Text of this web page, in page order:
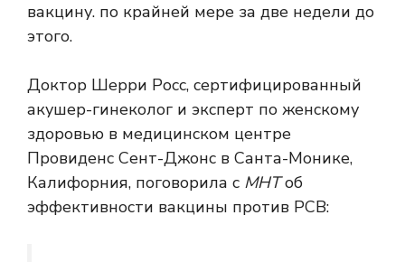
вакцину. по крайней мере за две недели до
этого.
Доктор Шерри Росс, сертифицированный
акушер-гинеколог и эксперт по женскому
здоровью в медицинском центре
Провиденс Сент-Джонс в Санта-Монике,
Калифорния, поговорила с МНТоб
эффективности вакцины против РСВ: